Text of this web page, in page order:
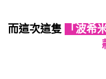
而這次這隻 「波希